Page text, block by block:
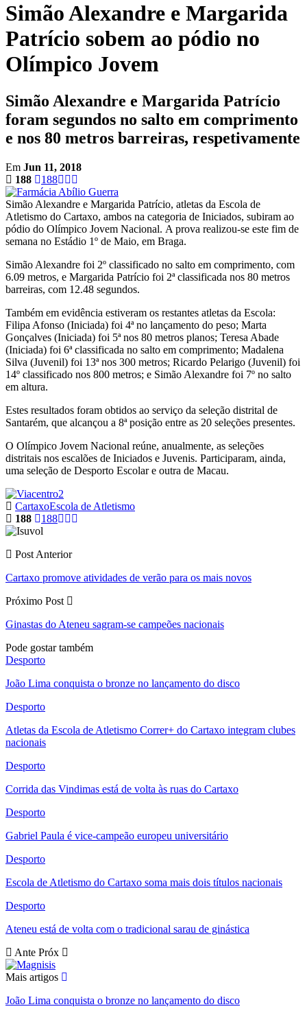
Simão Alexandre e Margarida
Patrício sobem ao pódio no
Olímpico Jovem
Simão Alexandre e Margarida Patrício
foram segundos no salto em comprimento
e nos 80 metros barreiras, respetivamente
Em Jun 11, 2018
188
188
Simão Alexandre e Margarida Patrício, atletas da Escola de
Atletismo do Cartaxo, ambos na categoria de Iniciados, subiram ao
pódio do Olímpico Jovem Nacional. A prova realizou-se este fim de
semana no Estádio 1º de Maio, em Braga.
Simão Alexandre foi 2º classificado no salto em comprimento, com
6.09 metros, e Margarida Patrício foi 2ª classificada nos 80 metros
barreiras, com 12.48 segundos.
Também em evidência estiveram os restantes atletas da Escola:
Filipa Afonso (Iniciada) foi 4ª no lançamento do peso; Marta
Gonçalves (Iniciada) foi 5ª nos 80 metros planos; Teresa Abade
(Iniciada) foi 6ª classificada no salto em comprimento; Madalena
Silva (Juvenil) foi 13ª nos 300 metros; Ricardo Pelarigo (Juvenil) foi
14º classificado nos 800 metros; e Simão Alexandre foi 7º no salto
em altura.
Estes resultados foram obtidos ao serviço da seleção distrital de
Santarém, que alcançou a 8ª posição entre as 20 seleções presentes.
O Olímpico Jovem Nacional reúne, anualmente, as seleções
distritais nos escalões de Iniciados e Juvenis. Participaram, ainda,
uma seleção de Desporto Escolar e outra de Macau.
CartaxoEscola de Atletismo
188
188
Post Anterior
Cartaxo promove atividades de verão para os mais novos
Próximo Post
Ginastas do Ateneu sagram-se campeões nacionais
Pode gostar também
Desporto
João Lima conquista o bronze no lançamento do disco
Desporto
Atletas da Escola de Atletismo Correr+ do Cartaxo integram clubes
nacionais
Desporto
Corrida das Vindimas está de volta às ruas do Cartaxo
Desporto
Gabriel Paula é vice-campeão europeu universitário
Desporto
Escola de Atletismo do Cartaxo soma mais dois títulos nacionais
Desporto
Ateneu está de volta com o tradicional sarau de ginástica
Ante Próx
Mais artigos
João Lima conquista o bronze no lançamento do disco